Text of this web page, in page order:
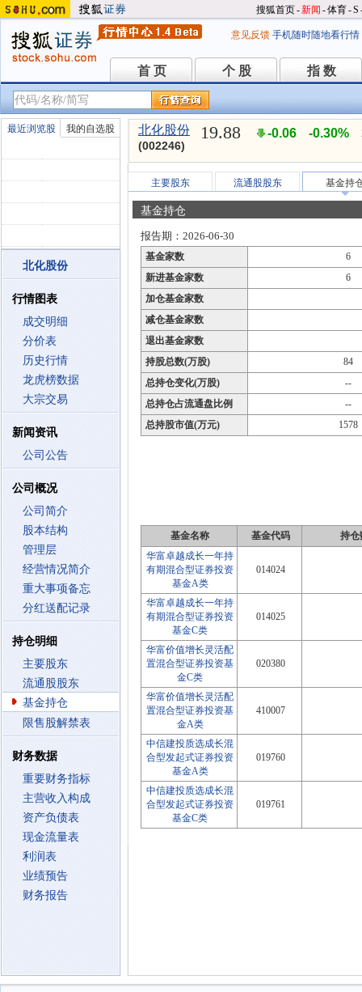
搜狐首页-新闻 -体育-S
意见反馈 手机随时随地看行情
首 页
首 页 个 股
个 股 指 数
指 数
最近浏览股 我的自选股
北化股份
行情图表
成交明细
分价表
历史行情
龙虎榜数据
大宗交易
新闻资讯
公司公告
公司概况
公司简介
股本结构
管理层
经营情况简介
重大事项备忘
分红送配记录
持仓明细
主要股东
流通股股东
基金持仓
限售股解禁表
财务数据
重要财务指标
主营收入构成
资产负债表
现金流量表
利润表
业绩预告
财务报告
北化股份
(002246)
19.88 -0.06 -0.30%
主要股东 流通股股东 基金持
基金持仓
报告期：2026-06-30
基金家数
6
新进基金家数
6
加仓基金家数
减仓基金家数
退出基金家数
持股总数(万股)
84
总持仓变化(万股)
--
总持仓占流通盘比例
--
总持股市值(万元)
1578
基金名称 基金代码
持仓
华富卓越成长一年持
有期混合型证券投资
基金A类
014024
华富卓越成长一年持
有期混合型证券投资
基金C类
014025
华富价值增长灵活配
置混合型证券投资基
金C类
020380
华富价值增长灵活配
置混合型证券投资基
金A类
410007
中信建投质选成长混
合型发起式证券投资
基金A类
019760
中信建投质选成长混
合型发起式证券投资
基金C类
019761